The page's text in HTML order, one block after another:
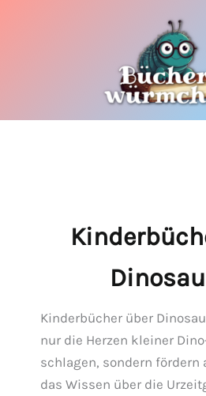
Kinderbücher über
nur die Herzen kleiner
schlagen, sondern fördern
das Wissen über die